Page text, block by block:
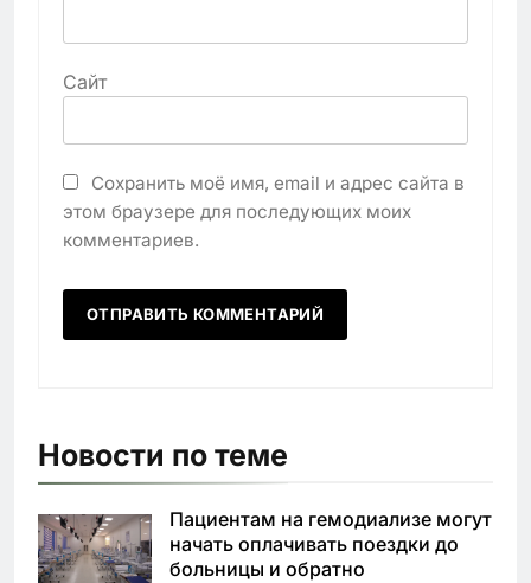
Сайт
Сохранить моё имя, email и адрес сайта в
этом браузере для последующих моих
комментариев.
Новости по теме
Пациентам на гемодиализе могут
начать оплачивать поездки до
больницы и обратно